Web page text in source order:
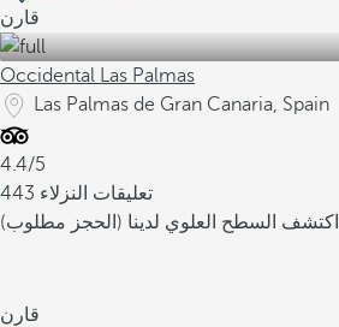
قارن
Occidental Las Palmas
Las Palmas de Gran Canaria, Spain
4.4/5
443 تعليقات النزلاء
اكتشف السطح العلوي لدينا (الحجز مطلوب)
قارن